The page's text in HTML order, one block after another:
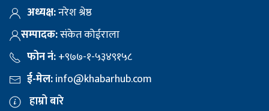
अध्यक्ष:नरेश श्रेष्ठ
सम्पादक:संकेत कोईराला
फोन नं:+९७७-१-५३४९१५८
ई-मेल:info@khabarhub.com
हाम्रो बारे